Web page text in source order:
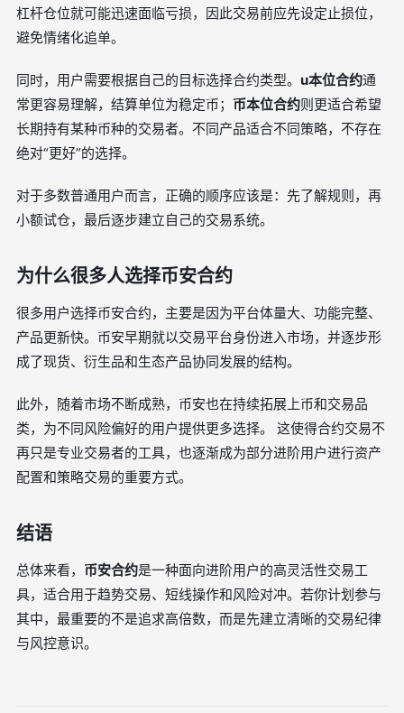
杠杆仓位就可能迅速面临亏损，因此交易前应先设定止损位，
避免情绪化追单。
同时，用户需要根据自己的目标选择合约类型。 u本位合约通
常更容易理解，结算单位为稳定币； 币本位合约则更适合希望
长期持有某种币种的交易者。不同产品适合不同策略，不存在
绝对“更好”的选择。
对于多数普通用户而言，正确的顺序应该是：先了解规则，再
小额试仓，最后逐步建立自己的交易系统。
为什么很多人选择币安合约
很多用户选择币安合约，主要是因为平台体量大、功能完整、
产品更新快。币安早期就以交易平台身份进入市场，并逐步形
成了现货、衍生品和生态产品协同发展的结构。
此外，随着市场不断成熟，币安也在持续拓展上币和交易品
类，为不同风险偏好的用户提供更多选择。 这使得合约交易不
再只是专业交易者的工具，也逐渐成为部分进阶用户进行资产
配置和策略交易的重要方式。
结语
总体来看， 币安合约是一种面向进阶用户的高灵活性交易工
具，适合用于趋势交易、短线操作和风险对冲。若你计划参与
其中，最重要的不是追求高倍数，而是先建立清晰的交易纪律
与风控意识。